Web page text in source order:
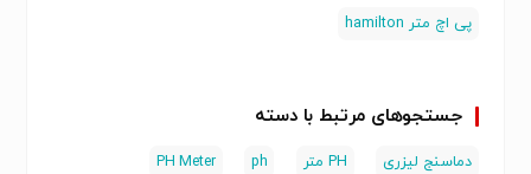
پی اچ متر hamilton
جستجوهای مرتبط با دسته
دماسنج لیزری PH متر ph
PH Meter